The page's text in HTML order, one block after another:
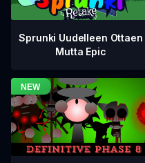
Sprunki Uudelleen Ottaen
Mutta Epic